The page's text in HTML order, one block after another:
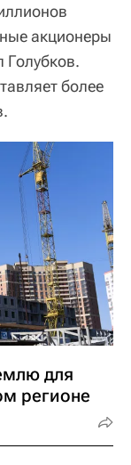
акционеры
Голубков.
более
для
регионе